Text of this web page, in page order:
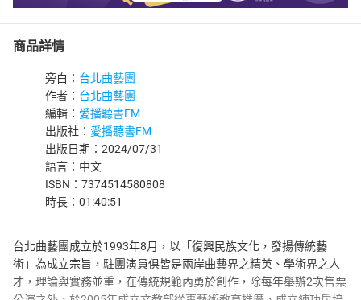
商品詳情
旁白： 台北曲藝團
作者： 台北曲藝團
編輯： 愛播聽書FM
出版社： 愛播聽書FM
出版日期：2024/07/31
語言：中文
ISBN：7374514580808
時長：01:40:51
台北曲藝團成立於1993年8月，以「復興民族文化，發揚傳統藝
術」為成立宗旨，駐團演員俱皆是兩岸曲藝界之精英、學術界之人
才，理論與實務並重，在傳統規範內勇於創作，除每年舉辦2次售票